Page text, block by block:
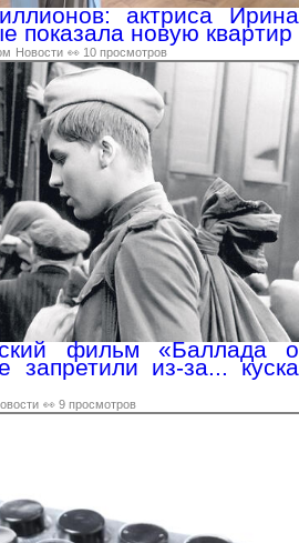
актриса Ирина
показала новую квартир
Новости 👀 10 просмотров
фильм «Баллада о
запретили из-за... куска
👀 9 просмотров